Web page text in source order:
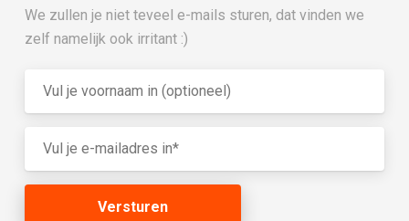
We zullen je niet teveel e-mails sturen, dat vinden we
zelf namelijk ook irritant :)